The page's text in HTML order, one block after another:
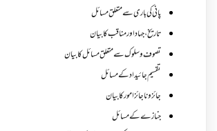
پانی کی باری سے متعلق مسائل
تاریخ،جہاد اور مناقب کا بیان
تصوف و سلوک سے متعلق مسائل کا بیان
تقسیم جائیداد کے مسائل
جائز و ناجائزامور کا بیان
جنازے کےمسائل